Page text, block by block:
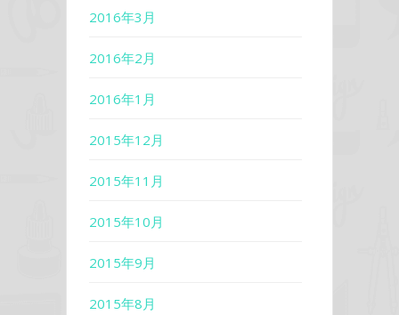
2016年3月
2016年2月
2016年1月
2015年12月
2015年11月
2015年10月
2015年9月
2015年8月